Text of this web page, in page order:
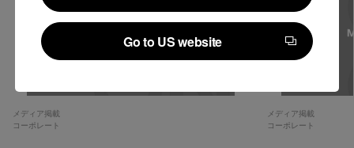
Continue to Japan corporate site
Go to US website
Go to US website
メディア掲載
コーポレート
メディア掲載
コーポレート